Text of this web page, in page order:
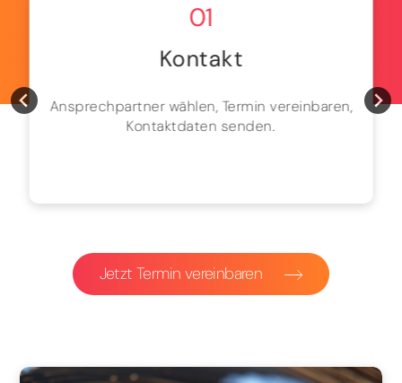
01
Kontakt
Ansprechpartner wählen, Termin vereinbaren,
Kontaktdaten senden.
Jetzt Termin vereinbaren